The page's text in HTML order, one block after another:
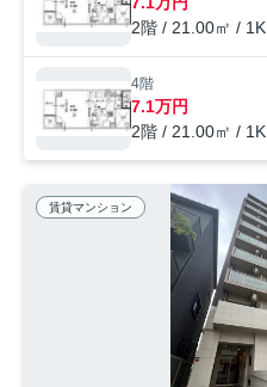
2階 / 21.00㎡ / 1K
4階
7.1万円
2階 / 21.00㎡ / 1K
賃貸マンション